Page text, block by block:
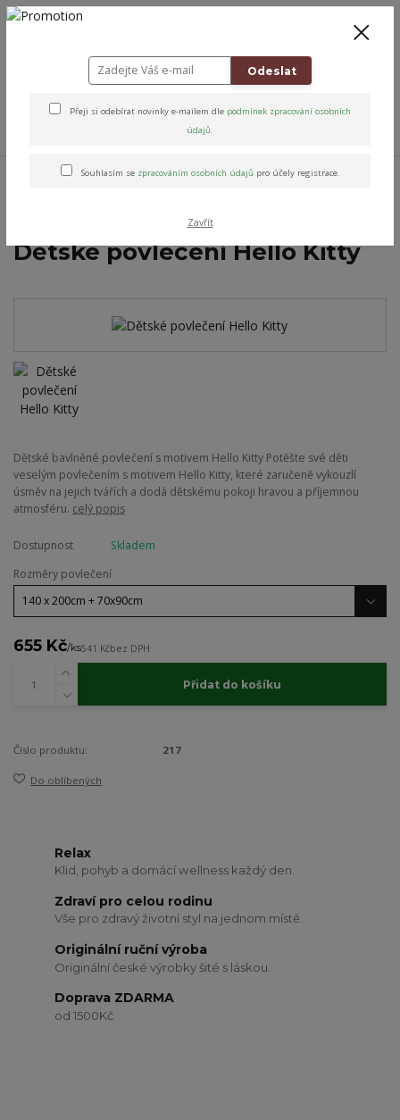
+420 778 743 310
Altens originály & vybrané značky Pro domov
Povlečení
Dětské povlečení Hello Kitty
Dětské bavlněné povlečení s motivem Hello Kitty Potěšte své děti
veselým povlečením s motivem Hello Kitty, které zaručeně vykouzlí
úsměv na jejich tvářích a dodá dětskému pokoji hravou a příjemnou
atmosféru. celý popis
Dostupnost
Skladem
Rozměry povlečení
655 Kč/ks541 Kčbez DPH
Přidat do košíku
Číslo produktu: 217
Do oblíbených
Relax
Klid, pohyb a domácí wellness každý den.
Zdraví pro celou rodinu
Vše pro zdravý životní styl na jednom místě.
Originální ruční výroba
Originální české výrobky šité s láskou.
Doprava ZDARMA
od 1500Kč
Odeslat
Přeji si odebírat novinky e-mailem dle podmínek zpracování osobních
údajů.
Souhlasím se zpracováním osobních údajů pro účely registrace.
Zavřít